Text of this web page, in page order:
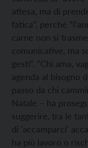
attesa, ma di
fatica”, perché
carne non si
comunicative, ma
gesti”. “Chi ama,
agenda al bisogno
passo da chi
Natale – ha
suggerire, tra le
di 'accamparci'
ha più lavoro o